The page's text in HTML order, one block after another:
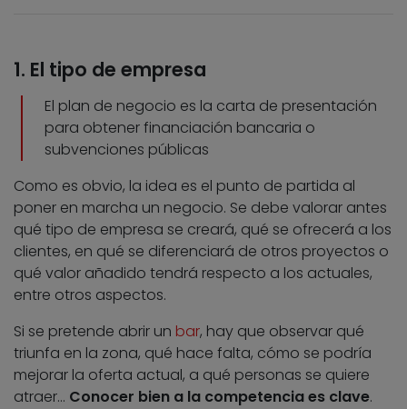
1. El tipo de empresa
El plan de negocio es la carta de presentación
para obtener financiación bancaria o
subvenciones públicas
Como es obvio, la idea es el punto de partida al
poner en marcha un negocio. Se debe valorar antes
qué tipo de empresa se creará, qué se ofrecerá a los
clientes, en qué se diferenciará de otros proyectos o
qué valor añadido tendrá respecto a los actuales,
entre otros aspectos.
Si se pretende abrir un bar, hay que observar qué
triunfa en la zona, qué hace falta, cómo se podría
mejorar la oferta actual, a qué personas se quiere
atraer… Conocer bien a la competencia es clave.